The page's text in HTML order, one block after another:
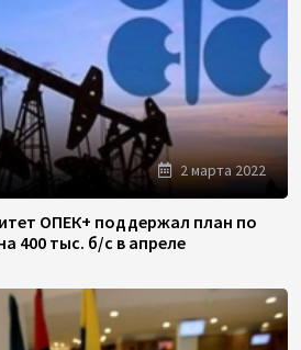
2 марта 2022
ОПЕК+ поддержал план по
400 тыс. б/с в апреле